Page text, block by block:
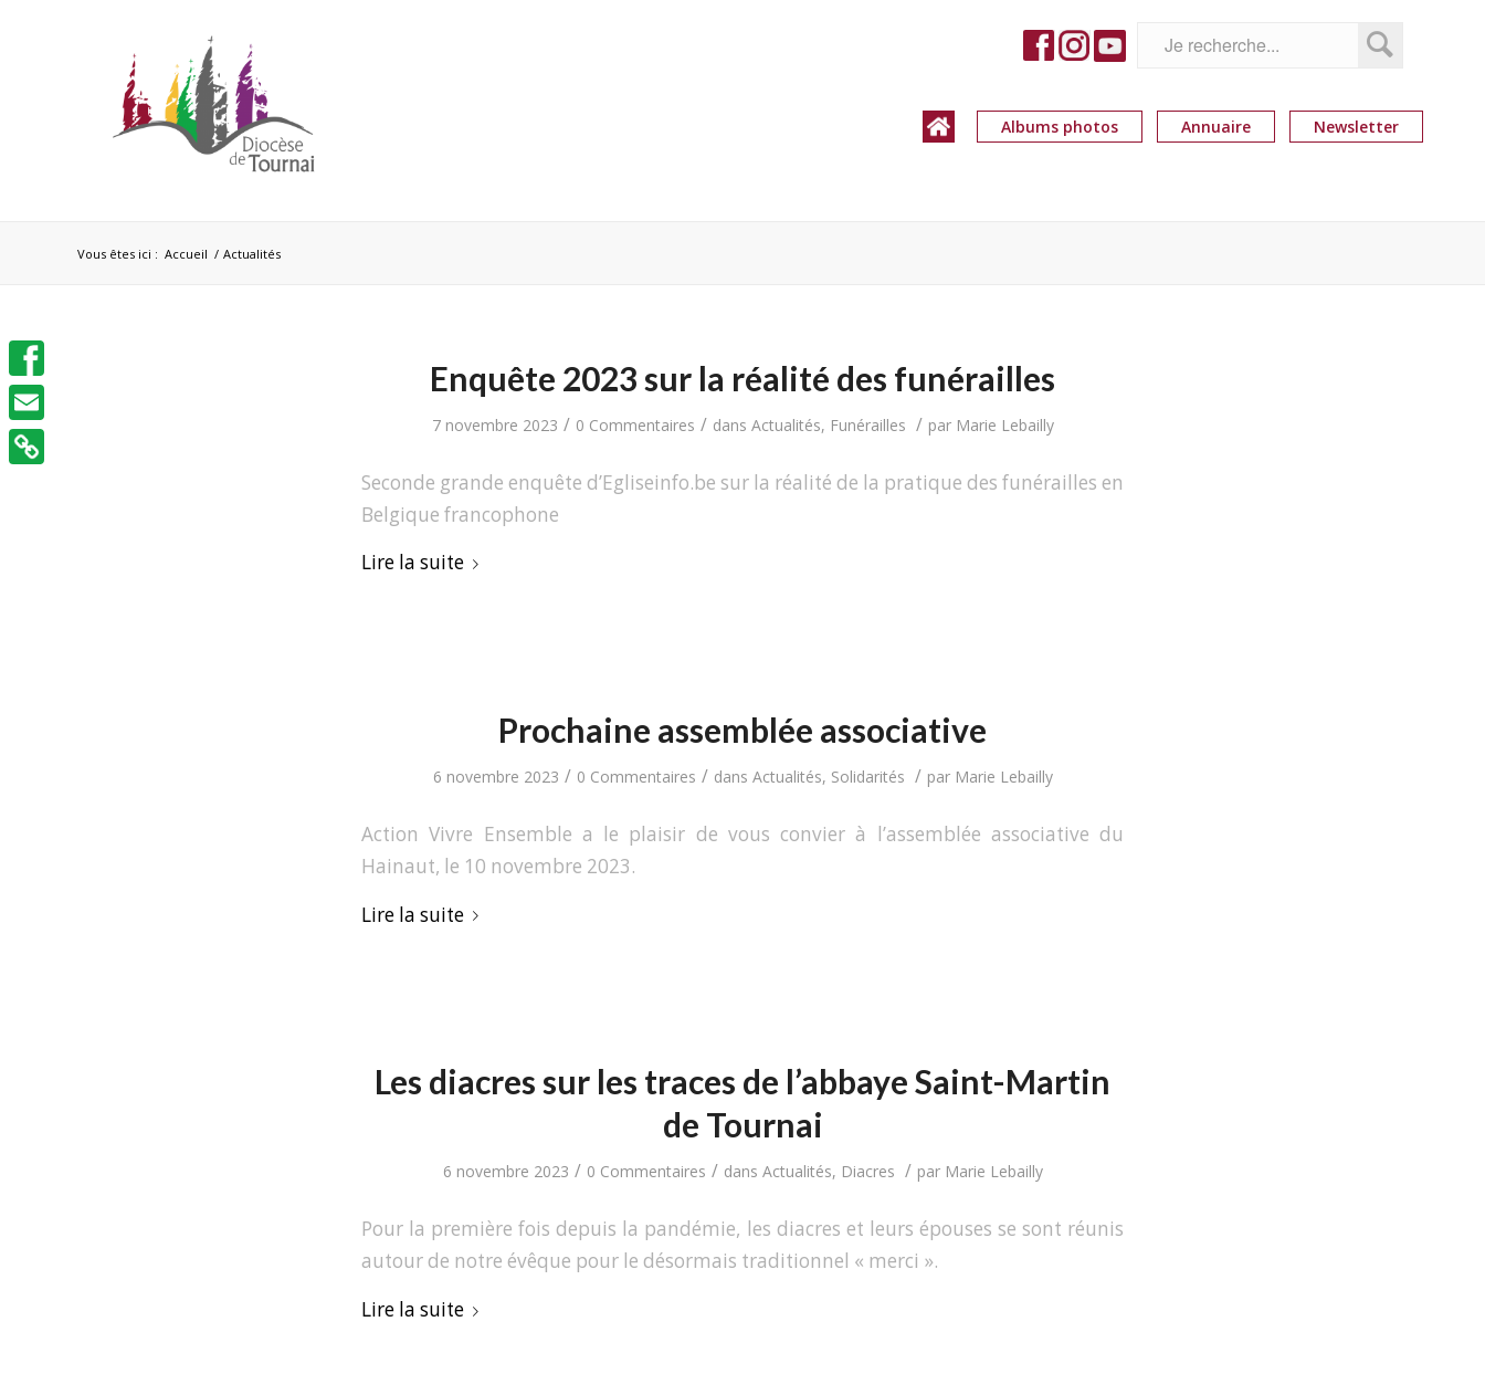
Albums photos Annuaire Newsletter
Vous êtes ici : Accueil / Actualités
Enquête 2023 sur la réalité des funérailles
7 novembre 2023 / 0 Commentaires / dans Actualités, Funérailles / par Marie Lebailly
Seconde grande enquête d’Egliseinfo.be sur la réalité de la pratique des funérailles en
Belgique francophone
Lire la suite
Prochaine assemblée associative
6 novembre 2023 / 0 Commentaires / dans Actualités, Solidarités / par Marie Lebailly
Action Vivre Ensemble a le plaisir de vous convier à l’assemblée associative du
Hainaut, le 10 novembre 2023.
Lire la suite
Les diacres sur les traces de l’abbaye Saint-Martin
de Tournai
6 novembre 2023 / 0 Commentaires / dans Actualités, Diacres / par Marie Lebailly
Pour la première fois depuis la pandémie, les diacres et leurs épouses se sont réunis
autour de notre évêque pour le désormais traditionnel « merci ».
Lire la suite
Facebook
Email